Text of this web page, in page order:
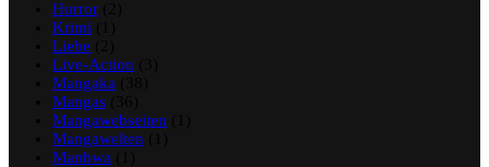
Horror
Krimi
Liebe
Live-Action
Mangaka
Mangas
Mangawebseiten
Mangawelten
Manhwa